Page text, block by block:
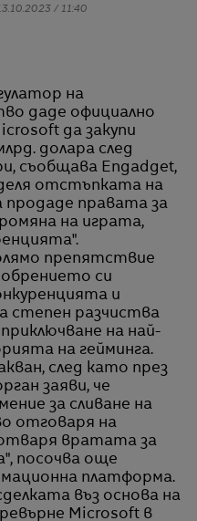
/ 11:40
даде официално
да закупи
долара след
съобщава Engadget,
отстъпката на
продаде правата за
на играта,
препятствие
си
и
степен разчиства
на най-
на гейминга.
след като през
заяви, че
за сливане на
отговаря на
вратата за
посочва още
платформа.
въз основа на
Microsoft в